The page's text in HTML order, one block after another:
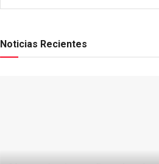
Noticias Recientes